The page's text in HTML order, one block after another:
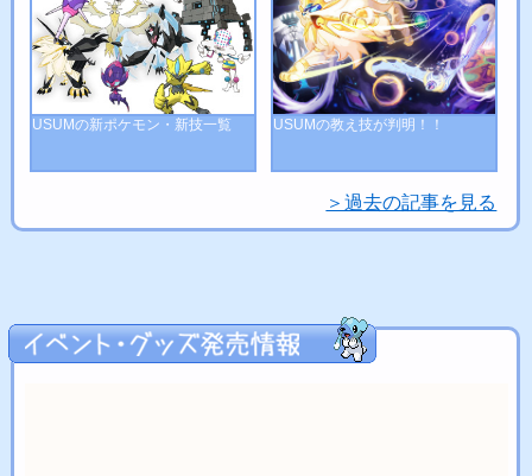
USUMの新ポケモン・新技一覧 USUMの教え技が判明！！
＞過去の記事を見る